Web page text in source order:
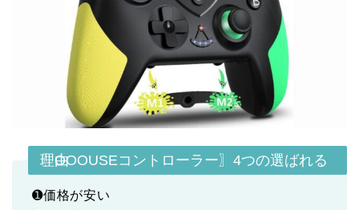
〖OOOUSEコントローラー〗4つの選ばれる理由
➊価格が安い